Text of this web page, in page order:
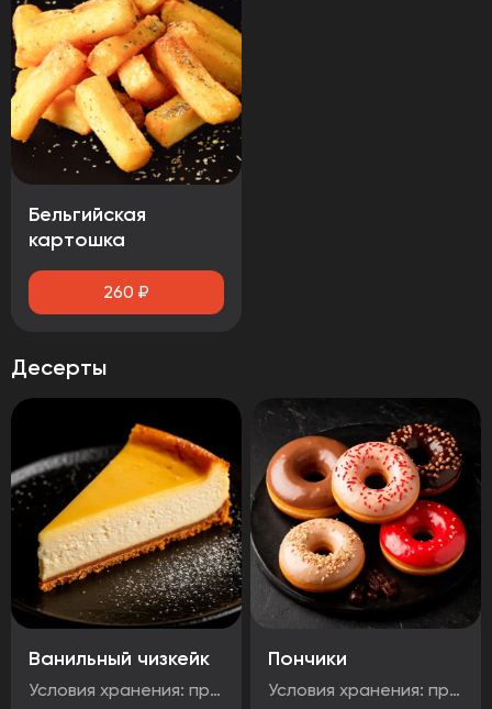
Бельгийская
картошка
260 ₽
Десерты
Ванильный чизкейк
Условия хранения: при температуре от минус -18°C до 0°C Срок годности: 48 часов Т.У 10.71. 11-001-48751922-2017 Рукомендуется употребить сразу после вскрытия упаковки Без ГМО
Пончики
Условия хранения: при температуре от минус -18°C до 0°C Срок годности: 48 часов Т.У 10.71. 11-001-48751922-2017 Рукомендуется употребить сразу после вскрытия упаковки Без ГМО